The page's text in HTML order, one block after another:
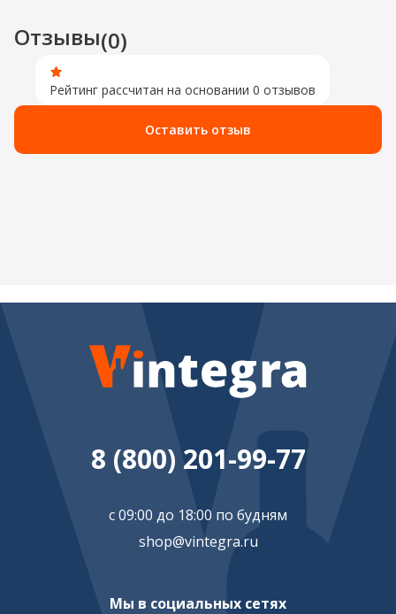
Отзывы(0)
Рейтинг рассчитан на основании 0 отзывов
Оставить отзыв
8 (800) 201-99-77
с 09:00 до 18:00 по будням
shop@vintegra.ru
Мы в социальных сетях